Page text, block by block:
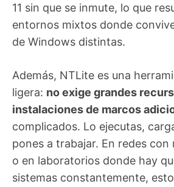
11 sin que se inmute, lo que
entornos mixtos donde
de Windows distintas.
Además, NTLite es una
ligera: no exige grandes
instalaciones de marcos
complicados. Lo ejecutas,
pones a trabajar. En redes con
o en laboratorios donde hay
sistemas constantemente,